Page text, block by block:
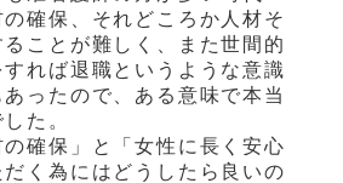
確保、それどころか人材そ
ことが難しく、また世間的
れば退職というような意識
ったので、ある意味で本当
た。
確保」と「女性に長く安心
だく為にはどうしたら良いの